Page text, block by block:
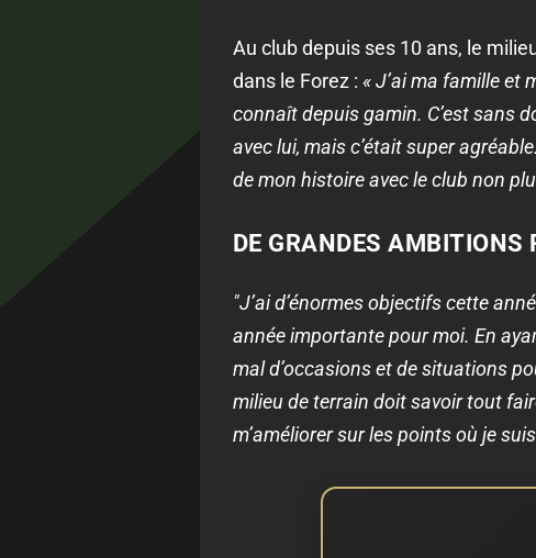
Au club depuis ses 10 ans, le
dans le Forez : « J’ai ma famille et
connaît depuis gamin. C’est sans
avec lui, mais c’était super
de mon histoire avec le club non
DE GRANDES AMBITIONS
"J’ai d’énormes objectifs cette
année importante pour moi. En
mal d’occasions et de situations
milieu de terrain doit savoir tout
m’améliorer sur les points où je